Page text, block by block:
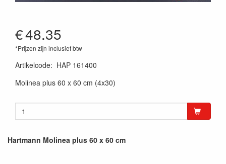
€48.35
*Prijzen zijn inclusief btw
Artikelcode: HAP 161400
Molinea plus 60 x 60 cm (4x30)
Hartmann Molinea plus 60 x 60 cm